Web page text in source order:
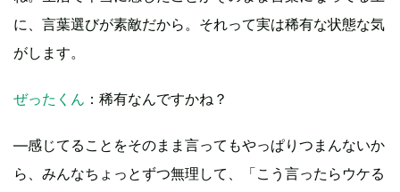
に、言葉選びが素敵だから。それって実は稀有な状態な気
がします。
ぜったくん ：稀有なんですかね？
―感じてることをそのまま言ってもやっぱりつまんないか
ら、みんなちょっとずつ無理して、「こう言ったらウケる